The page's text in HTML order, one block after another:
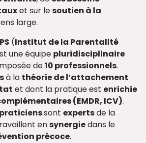
et sur lesoutien à la
large.
(Institut de la Parentalité
une équipe pluridisciplinaire
de10 professionnels.
à la théorie de l’attachement
et dont la pratique est enrichie
(EMDR, ICV).
sont expertsde la
ensynergiedans le
précoce.